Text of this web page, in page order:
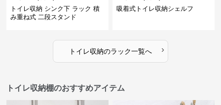
トイレ収納 シンク下 ラック 積
み重ね式 二段スタンド
吸着式トイレ収納シェルフ
トイレ収納のラック一覧へ ›
トイレ収納棚のおすすめアイテム